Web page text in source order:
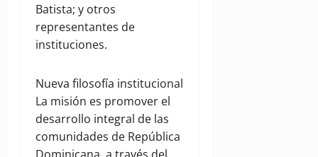
Batista; y otros
representantes de
instituciones.
Nueva filosofía institucional
La misión es promover el
desarrollo integral de las
comunidades de República